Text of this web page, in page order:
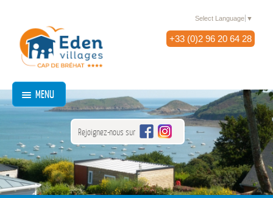
Rejoignez-nous sur
MENU
Select Language ▼
+33 (0)2 96 20 64 28